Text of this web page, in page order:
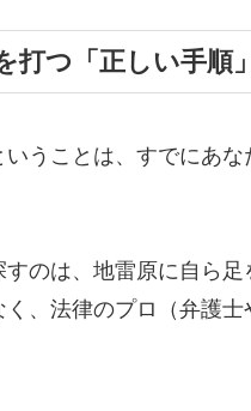
打つ「正しい手順」
うことは、すでにあ
のは、地雷原に自ら
、法律のプロ（弁護